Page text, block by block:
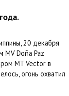
20 декабря
MV Doña Paz
MT Vector в
огонь охватил